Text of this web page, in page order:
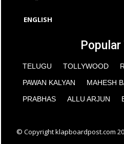
ENGLISH
Popular
TELUGU TOLLYWOOD
PAWAN KALYAN
MAHESH
PRABHAS
ALLU ARJUN
© Copyright klapboardpost.com